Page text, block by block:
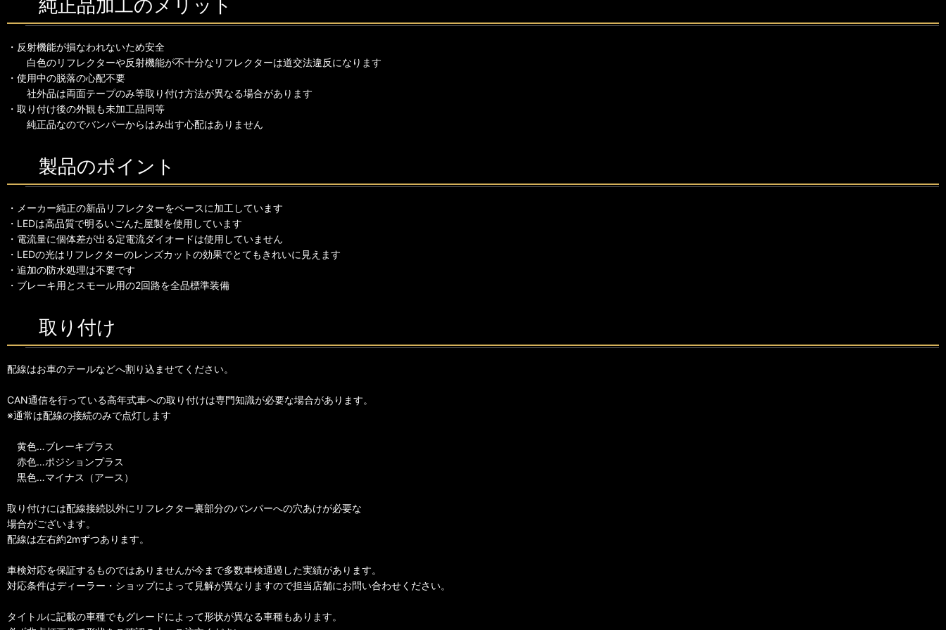
純正品加工のメリット
・反射機能が損なわれないため安全
白色のリフレクターや反射機能が不十分なリフレクターは道交法違反になります
・使用中の脱落の心配不要
社外品は両面テープのみ等取り付け方法が異なる場合があります
・取り付け後の外観も未加工品同等
純正品なのでバンパーからはみ出す心配はありません
製品のポイント
・メーカー純正の新品リフレクターをベースに加工しています
・LEDは高品質で明るいごんた屋製を使用しています
・電流量に個体差が出る定電流ダイオードは使用していません
・LEDの光はリフレクターのレンズカットの効果でとてもきれいに見えます
・追加の防水処理は不要です
・ブレーキ用とスモール用の2回路を全品標準装備
取り付け
配線はお車のテールなどへ割り込ませてください。
CAN通信を行っている高年式車への取り付けは専門知識が必要な場合があります。
※通常は配線の接続のみで点灯します
黄色…ブレーキプラス
赤色…ポジションプラス
黒色…マイナス（アース）
取り付けには配線接続以外にリフレクター裏部分のバンパーへの穴あけが必要な
場合がございます。
配線は左右約2mずつあります。
車検対応を保証するものではありませんが今まで多数車検通過した実績があります。
対応条件はディーラー・ショップによって見解が異なりますので担当店舗にお問い合わせください。
タイトルに記載の車種でもグレードによって形状が異なる車種もあります。